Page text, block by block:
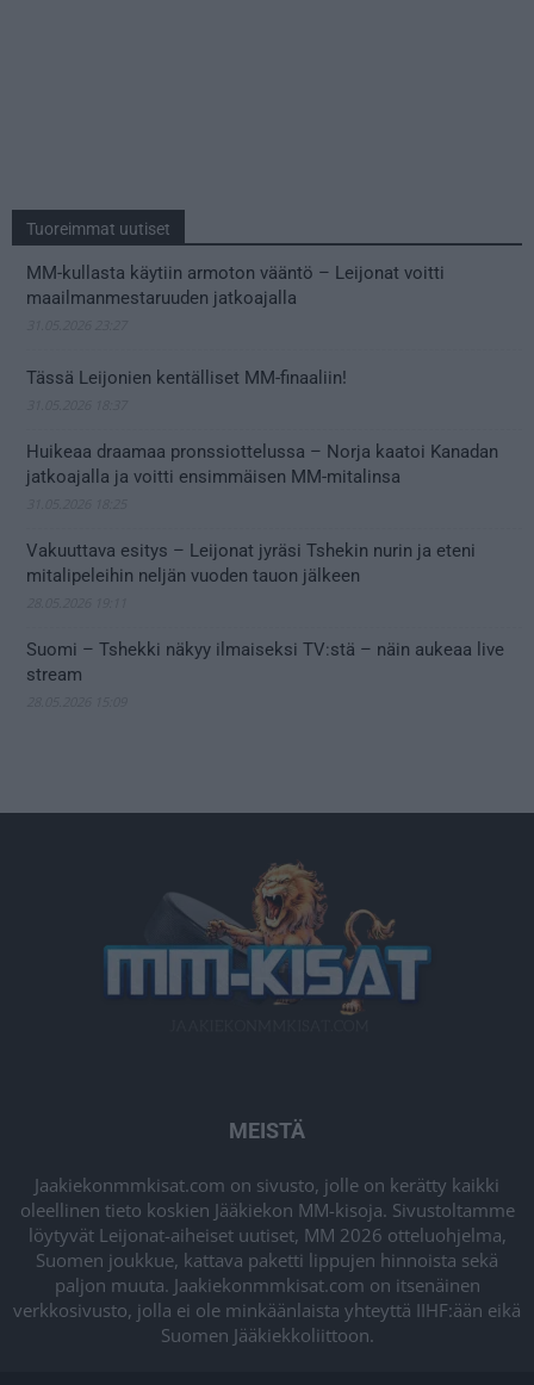
Tuoreimmat uutiset
MM-kullasta käytiin armoton vääntö – Leijonat voitti
maailmanmestaruuden jatkoajalla
Tässä Leijonien kentälliset MM-finaaliin!
Huikeaa draamaa pronssiottelussa – Norja kaatoi Kanadan
jatkoajalla ja voitti ensimmäisen MM-mitalinsa
Vakuuttava esitys – Leijonat jyräsi Tshekin nurin ja eteni
mitalipeleihin neljän vuoden tauon jälkeen
Suomi – Tshekki näkyy ilmaiseksi TV:stä – näin aukeaa live
stream
MEISTÄ
Jaakiekonmmkisat.com on sivusto, jolle on kerätty kaikki
oleellinen tieto koskien Jääkiekon MM-kisoja. Sivustoltamme
löytyvät Leijonat-aiheiset uutiset, MM 2026 otteluohjelma,
Suomen joukkue, kattava paketti lippujen hinnoista sekä
paljon muuta. Jaakiekonmmkisat.com on itsenäinen
verkkosivusto, jolla ei ole minkäänlaista yhteyttä IIHF:ään eikä
Suomen Jääkiekkoliittoon.